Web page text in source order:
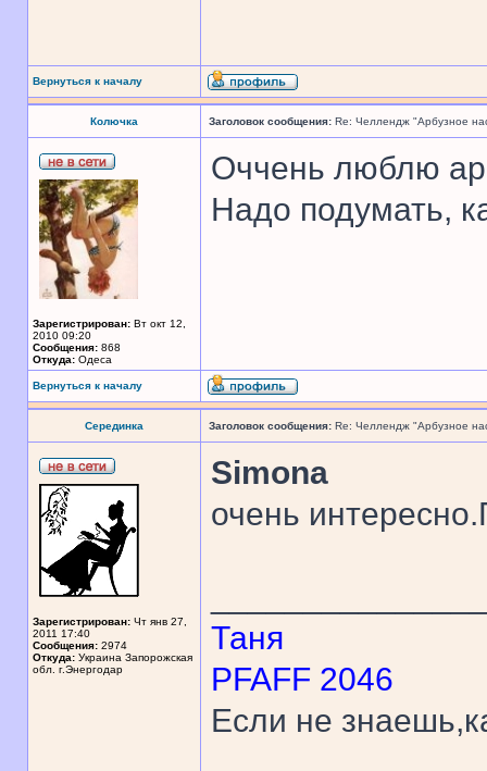
Вернуться к началу
Колючка Заголовок сообщения: Re: Челлендж "Арбузное
Зарегистрирован: Вт окт 12,
2010 09:20
Сообщения: 868
Откуда: Одеса
Оччень люблю
Надо подумать,
Вернуться к началу
Серединка Заголовок сообщения: Re: Челлендж "Арбузное
Зарегистрирован: Чт янв 27,
2011 17:40
Сообщения: 2974
Откуда: Украина Запорожская
обл. г.Энергодар
Simona
очень
Таня
PFAFF 2046
Если не